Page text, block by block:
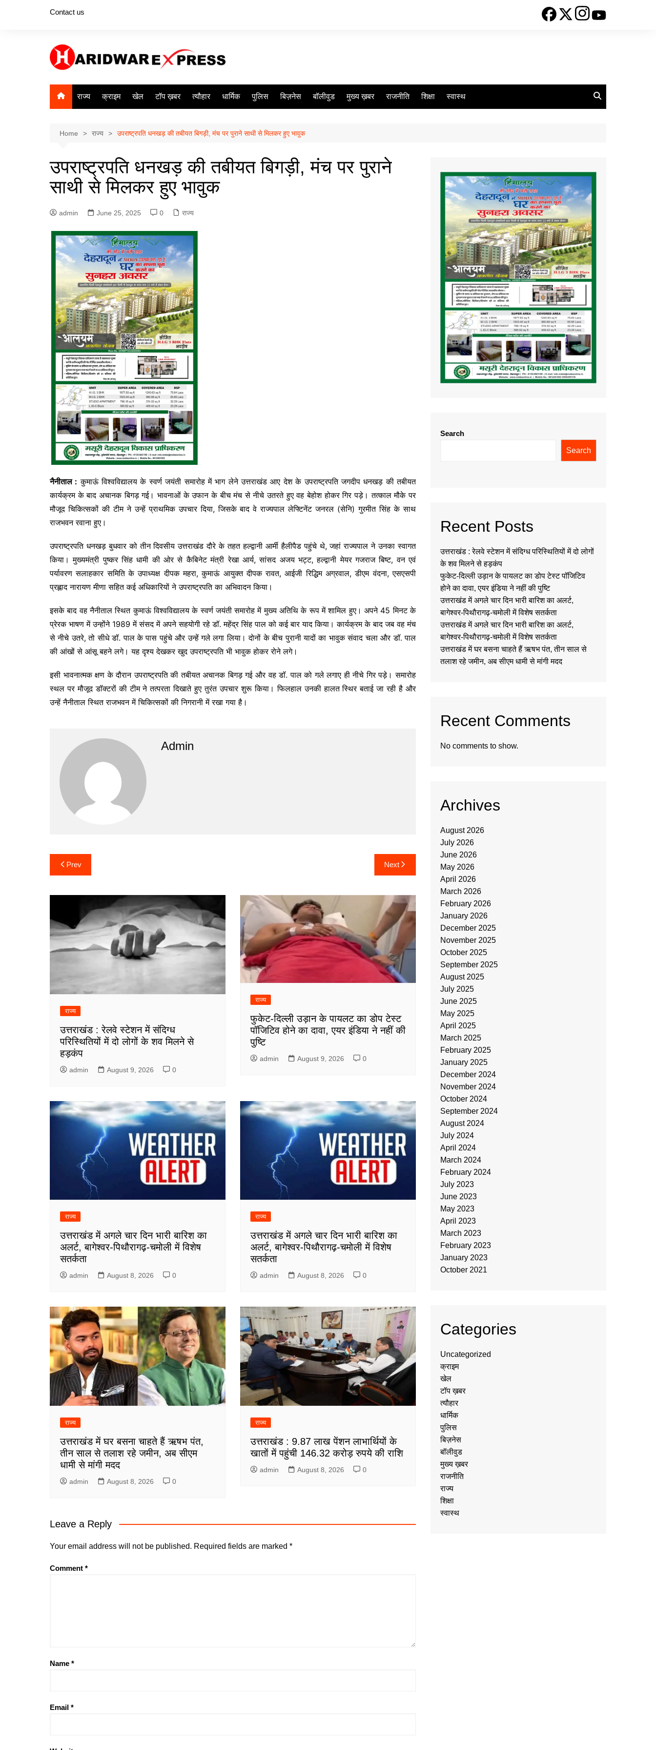
Contact us
राज्य क्राइम खेल टॉप ख़बर त्यौहार धार्मिक पुलिस बिज़नेस बॉलीवुड मुख्य ख़बर राजनीति शिक्षा स्वास्थ
Home राज्य उपराष्ट्रपति धनखड़ की तबीयत बिगड़ी, मंच पर पुराने साथी से मिलकर हुए भावुक
उपराष्ट्रपति धनखड़ की तबीयत बिगड़ी, मंच पर पुराने
साथी से मिलकर हुए भावुक
admin June 25, 2025 0 राज्य
नैनीताल : कुमाऊं विश्वविद्यालय के स्वर्ण जयंती समारोह में भाग लेने उत्तराखंड आए देश के उपराष्ट्रपति जगदीप धनखड़ की तबीयत
कार्यक्रम के बाद अचानक बिगड़ गई। भावनाओं के उफान के बीच मंच से नीचे उतरते हुए वह बेहोश होकर गिर पड़े। तत्काल मौके पर
मौजूद चिकित्सकों की टीम ने उन्हें प्राथमिक उपचार दिया, जिसके बाद वे राज्यपाल लेफ्टिनेंट जनरल (सेनि) गुरमीत सिंह के साथ
राजभवन रवाना हुए।
उपराष्ट्रपति धनखड़ बुधवार को तीन दिवसीय उत्तराखंड दौरे के तहत हल्द्वानी आर्मी हैलीपैड पहुंचे थे, जहां राज्यपाल ने उनका स्वागत
किया। मुख्यमंत्री पुष्कर सिंह धामी की ओर से कैबिनेट मंत्री रेखा आर्य, सांसद अजय भट्ट, हल्द्वानी मेयर गजराज बिष्ट, वन एवं
पर्यावरण सलाहकार समिति के उपाध्यक्ष दीपक महरा, कुमाऊं आयुक्त दीपक रावत, आईजी रिद्धिम अग्रवाल, डीएम वंदना, एसएसपी
प्रह्लाद नारायण मीणा सहित कई अधिकारियों ने उपराष्ट्रपति का अभिवादन किया।
इसके बाद वह नैनीताल स्थित कुमाऊं विश्वविद्यालय के स्वर्ण जयंती समारोह में मुख्य अतिथि के रूप में शामिल हुए। अपने 45 मिनट के
प्रेरक भाषण में उन्होंने 1989 में संसद में अपने सहयोगी रहे डॉ. महेंद्र सिंह पाल को कई बार याद किया। कार्यक्रम के बाद जब वह मंच
से नीचे उतरे, तो सीधे डॉ. पाल के पास पहुंचे और उन्हें गले लगा लिया। दोनों के बीच पुरानी यादों का भावुक संवाद चला और डॉ. पाल
की आंखों से आंसू बहने लगे। यह दृश्य देखकर खुद उपराष्ट्रपति भी भावुक होकर रोने लगे।
इसी भावनात्मक क्षण के दौरान उपराष्ट्रपति की तबीयत अचानक बिगड़ गई और वह डॉ. पाल को गले लगाए ही नीचे गिर पड़े। समारोह
स्थल पर मौजूद डॉक्टरों की टीम ने तत्परता दिखाते हुए तुरंत उपचार शुरू किया। फिलहाल उनकी हालत स्थिर बताई जा रही है और
उन्हें नैनीताल स्थित राजभवन में चिकित्सकों की निगरानी में रखा गया है।
Admin
Post
navigation
Prev Next
राज्य
उत्तराखंड : रेलवे स्टेशन में संदिग्ध
परिस्थितियों में दो लोगों के शव मिलने से
हड़कंप
admin August 9, 2026 0
राज्य
फुकेट-दिल्ली उड़ान के पायलट का डोप टेस्ट
पॉजिटिव होने का दावा, एयर इंडिया ने नहीं की
पुष्टि
admin August 9, 2026 0
राज्य
उत्तराखंड में अगले चार दिन भारी बारिश का
अलर्ट, बागेश्वर-पिथौरागढ़-चमोली में विशेष
सतर्कता
admin August 8, 2026 0
राज्य
उत्तराखंड में अगले चार दिन भारी बारिश का
अलर्ट, बागेश्वर-पिथौरागढ़-चमोली में विशेष
सतर्कता
admin August 8, 2026 0
राज्य
उत्तराखंड में घर बसना चाहते हैं ऋषभ पंत,
तीन साल से तलाश रहे जमीन, अब सीएम
धामी से मांगी मदद
admin August 8, 2026 0
राज्य
उत्तराखंड : 9.87 लाख पेंशन लाभार्थियों के
खातों में पहुंची 146.32 करोड़ रुपये की राशि
admin August 8, 2026 0
Leave a Reply
Your email address will not be published. Required fields are marked *
Comment *
Name *
Email *
Search
Search
Recent Posts
उत्तराखंड : रेलवे स्टेशन में संदिग्ध परिस्थितियों में दो लोगों
के शव मिलने से हड़कंप
फुकेट-दिल्ली उड़ान के पायलट का डोप टेस्ट पॉजिटिव
होने का दावा, एयर इंडिया ने नहीं की पुष्टि
उत्तराखंड में अगले चार दिन भारी बारिश का अलर्ट,
बागेश्वर-पिथौरागढ़-चमोली में विशेष सतर्कता
उत्तराखंड में अगले चार दिन भारी बारिश का अलर्ट,
बागेश्वर-पिथौरागढ़-चमोली में विशेष सतर्कता
उत्तराखंड में घर बसना चाहते हैं ऋषभ पंत, तीन साल से
तलाश रहे जमीन, अब सीएम धामी से मांगी मदद
Recent Comments
No comments to show.
Archives
August 2026
July 2026
June 2026
May 2026
April 2026
March 2026
February 2026
January 2026
December 2025
November 2025
October 2025
September 2025
August 2025
July 2025
June 2025
May 2025
April 2025
March 2025
February 2025
January 2025
December 2024
November 2024
October 2024
September 2024
August 2024
July 2024
April 2024
March 2024
February 2024
July 2023
June 2023
May 2023
April 2023
March 2023
February 2023
January 2023
October 2021
Categories
Uncategorized
क्राइम
खेल
टॉप ख़बर
त्यौहार
धार्मिक
पुलिस
बिज़नेस
बॉलीवुड
मुख्य ख़बर
राजनीति
राज्य
शिक्षा
स्वास्थ